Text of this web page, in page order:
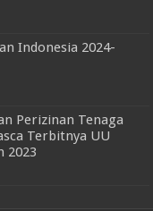
Indonesia 2024-
Perizinan Tenaga
Terbitnya UU
2023